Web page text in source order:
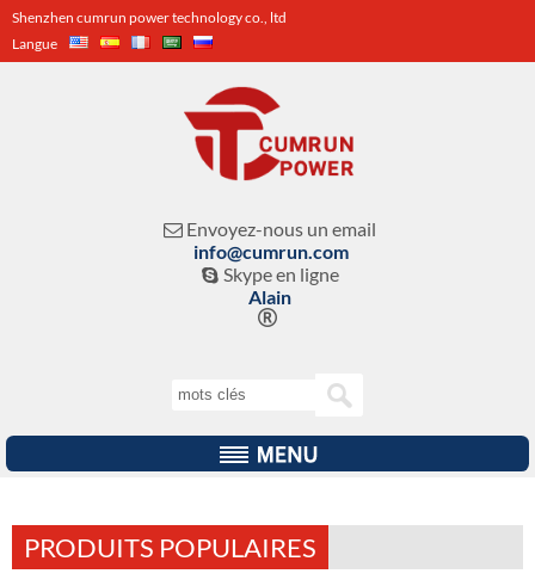
Shenzhen cumrun power technology co., ltd
Langue
 Envoyez-nous un email
info@cumrun.com
 Skype en ligne
Alain

PRODUITS POPULAIRES